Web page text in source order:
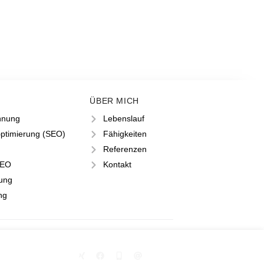
(SEO)
ÜBER MICH
Lebenslauf
Fähigkeiten
Referenzen
Kontakt